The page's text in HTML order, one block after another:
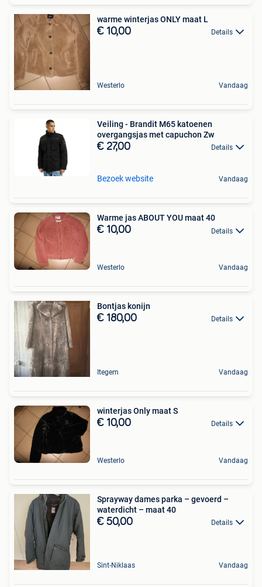
warme winterjas ONLY maat L
€ 10,00 Details
Westerlo Vandaag
Veiling - Brandit M65 katoenen
overgangsjas met capuchon Zw
€ 27,00 Details
Bezoek website Vandaag
Warme jas ABOUT YOU maat 40
€ 10,00 Details
Westerlo Vandaag
Bontjas konijn
€ 180,00 Details
Itegem Vandaag
winterjas Only maat S
€ 10,00 Details
Westerlo Vandaag
Sprayway dames parka – gevoerd –
waterdicht – maat 40
€ 50,00 Details
Sint-Niklaas Vandaag